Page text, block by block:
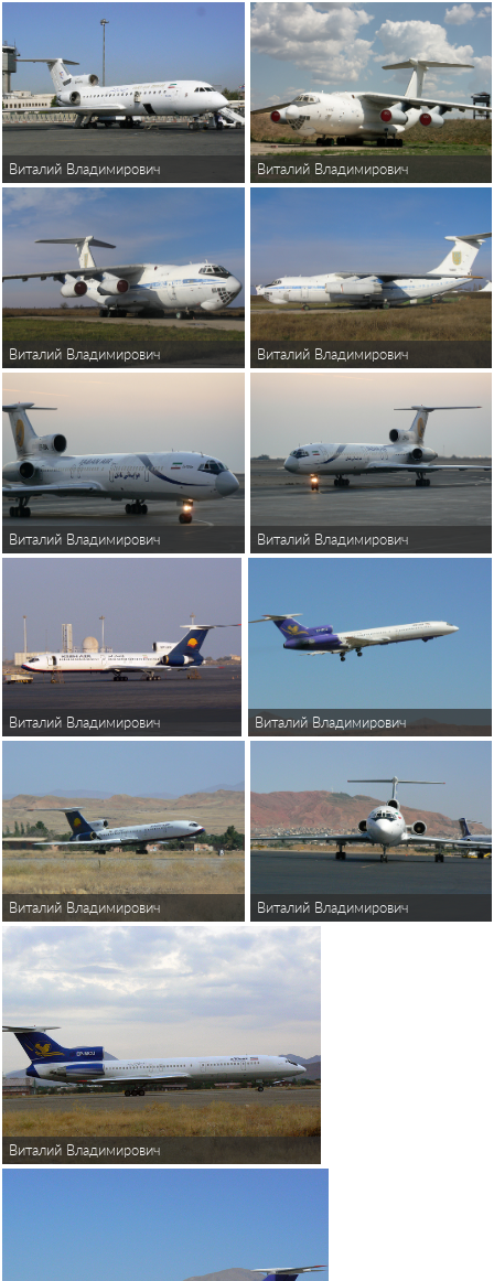
Виталий Владимирович Виталий Владимирович
Виталий Владимирович Виталий Владимирович
Виталий Владимирович Виталий Владимирович
Виталий Владимирович Виталий Владимирович
Виталий Владимирович Виталий Владимирович
Виталий Владимирович